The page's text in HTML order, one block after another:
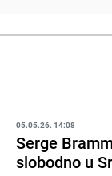
05.05.26. 14:08
Serge
slobodno u